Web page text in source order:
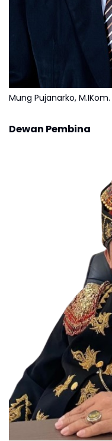
Mung Pujanarko, M.IKom.
Dewan Pembina